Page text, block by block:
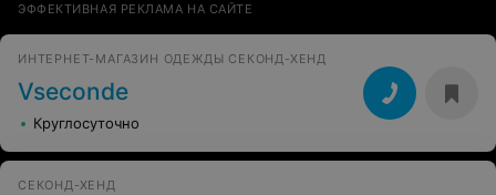
ЭФФЕКТИВНАЯ РЕКЛАМА НА САЙТЕ
ИНТЕРНЕТ-МАГАЗИН ОДЕЖДЫ СЕКОНД-ХЕНД
Vseconde
Круглосуточно
СЕКОНД-ХЕНД